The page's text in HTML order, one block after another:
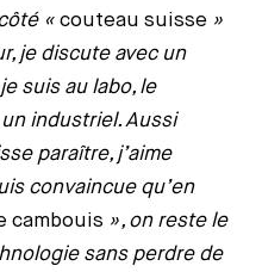
« couteau suisse »
je discute avec un
suis au labo, le
industriel. Aussi
paraître, j’aime
convaincue qu’en
cambouis », on reste le
sans perdre de